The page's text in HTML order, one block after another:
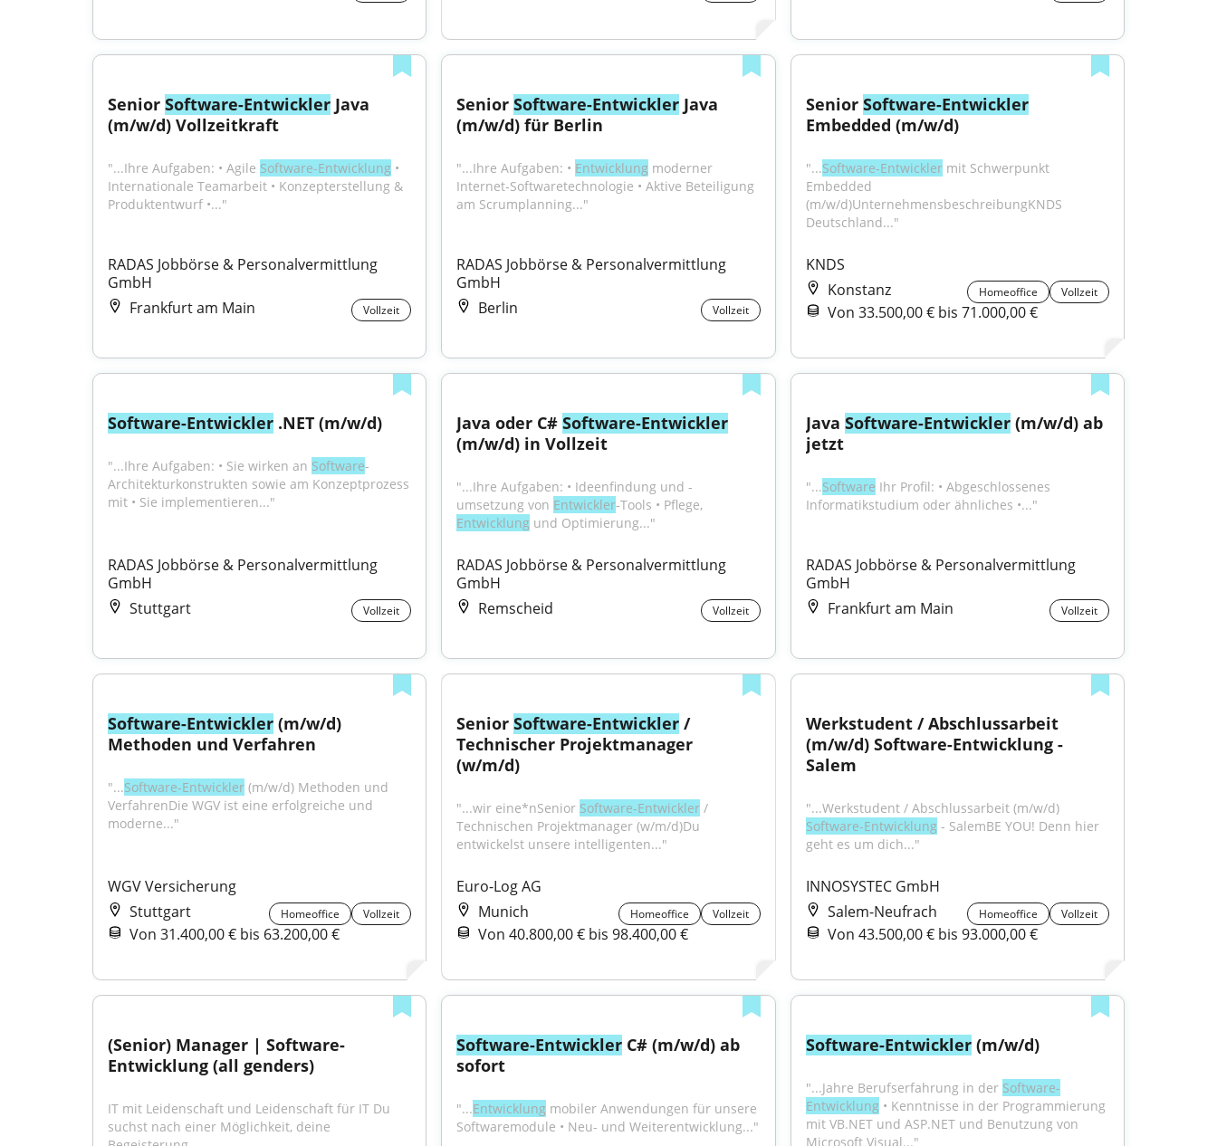
Senior Software-Entwickler Java
(m/w/d) Vollzeitkraft
"...Ihre Aufgaben: • Agile Software-Entwicklung •
Internationale Teamarbeit • Konzepterstellung &
Produktentwurf •..."
RADAS Jobbörse & Personalvermittlung
GmbH
Frankfurt am Main
Vollzeit
Senior Software-Entwickler Java
(m/w/d) für Berlin
"...Ihre Aufgaben: • Entwicklung moderner
Internet-Softwaretechnologie • Aktive Beteiligung
am Scrumplanning..."
RADAS Jobbörse & Personalvermittlung
GmbH
Berlin
Vollzeit
Senior Software-Entwickler
Embedded (m/w/d)
"...Software-Entwickler mit Schwerpunkt
Embedded
(m/w/d)UnternehmensbeschreibungKNDS
Deutschland..."
KNDS
Konstanz
Homeoffice Vollzeit
Von 33.500,00 € bis 71.000,00 €
Software-Entwickler .NET (m/w/d)
"...Ihre Aufgaben: • Sie wirken an Software-
Architekturkonstrukten sowie am Konzeptprozess
mit • Sie implementieren..."
RADAS Jobbörse & Personalvermittlung
GmbH
Stuttgart
Vollzeit
Java oder C# Software-Entwickler
(m/w/d) in Vollzeit
"...Ihre Aufgaben: • Ideenfindung und -
umsetzung von Entwickler
Entwicklung und Optimierung..."
RADAS Jobbörse & Personalvermittlung
GmbH
Remscheid
Vollzeit
Java Software-Entwickler (m/w/d) ab
jetzt
"...Software Ihr Profil: • Abgeschlossenes
Informatikstudium oder ähnliches •..."
RADAS Jobbörse & Personalvermittlung
GmbH
Frankfurt am Main
Vollzeit
Software-Entwickler (m/w/d)
Methoden und Verfahren
"...Software-Entwickler (m/w/d) Methoden und
VerfahrenDie WGV ist eine erfolgreiche und
moderne..."
WGV Versicherung
Stuttgart
Homeoffice Vollzeit
Von 31.400,00 € bis 63.200,00 €
Senior Software-Entwickler /
Technischer Projektmanager
(w/m/d)
"...wir eine*nSenior Software-Entwickler /
Technischen Projektmanager (w/m/d)Du
entwickelst unsere intelligenten..."
Euro-Log AG
Munich
Homeoffice Vollzeit
Von 40.800,00 € bis 98.400,00 €
Werkstudent / Abschlussarbeit
(m/w/d) Software-Entwicklung -
Salem
"...Werkstudent / Abschlussarbeit (m/w/d)
Software-Entwicklung - SalemBE YOU! Denn hier
geht es um dich..."
INNOSYSTEC GmbH
Salem-Neufrach
Homeoffice Vollzeit
Von 43.500,00 € bis 93.000,00 €
(Senior) Manager | Software-
Entwicklung (all genders)
IT mit Leidenschaft und Leidenschaft für IT Du
suchst nach einer Möglichkeit, deine
Software-Entwickler C# (m/w/d) ab
sofort
"...Entwicklung mobiler Anwendungen für unsere
Softwaremodule • Neu- und Weiterentwicklung..."
Software-Entwickler (m/w/d)
"...Jahre Berufserfahrung in der Software-
Entwicklung • Kenntnisse in der Programmierung
mit VB.NET und ASP.NET und Benutzung von
Microsoft Visual..."